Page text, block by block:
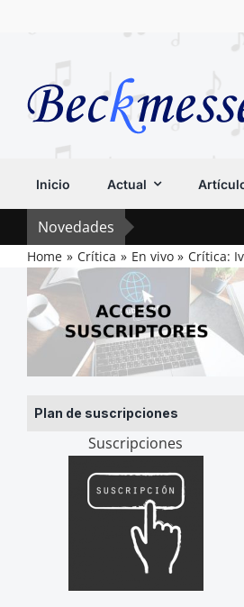
Inicio Actual
Novedades
Home Crítica En vivo Crítica:
Plan de suscripciones
Suscripciones